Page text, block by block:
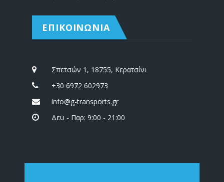
ΕΠΙΚΟΙΝΩΝΙΑ
Σπετσών 1, 18755, Κερατσίνι
+30 6972 602973
info@g-transports.gr
Δευ - Παρ: 9:00 - 21:00